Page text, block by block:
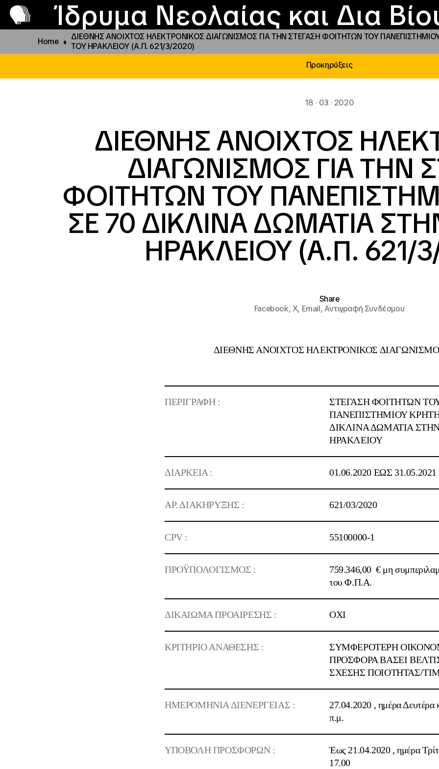
Ίδρυμα Νεολαίας και Δια
Το ΙΝΕΔΙΒΙΜ
Προγράμματα και
Φοιτητικές Εστίες
Παραχώρηση
Νέα
Επικοινωνία
Home
ΔΙΕΘΝΗΣ ΑΝΟΙΧΤΟΣ ΗΛΕΚΤΡΟΝΙΚΟΣ ΔΙΑΓΩΝΙΣΜΟΣ ΓΙΑ ΤΗΝ ΣΤΕΓΑΣΗ ΦΟΙΤΗΤΩΝ ΤΟΥ
ΤΟΥ ΗΡΑΚΛΕΙΟΥ (Α.Π. 621/3/2020)
Προκηρύξεις
18 · 03 · 2020
ΔΙΕΘΝΗΣ ΑΝΟΙΧΤΟΣ
ΔΙΑΓΩΝΙΣΜΟΣ ΓΙΑ ΤΗΝ
ΦΟΙΤΗΤΩΝ ΤΟΥ
ΣΕ 70 ΔΙΚΛΙΝΑ ΔΩΜΑΤΙΑ
ΗΡΑΚΛΕΙΟΥ (Α.Π. 621/
Share
Facebook,X, Email,Αντιγραφή Συνδέσμου
ΔΙΕΘΝΗΣ ΑΝΟΙΧΤΟΣ ΗΛΕΚΤΡΟΝΙΚΟΣ
ΠΕΡΙΓΡΑΦΗ :
ΣΤΕΓΑΣΗ ΦΟΙΤΗΤΩΝ
ΠΑΝΕΠΙΣΤΗΜΙΟΥ
ΔΙΚΛΙΝΑ ΔΩΜΑΤΙΑ
ΗΡΑΚΛΕΙΟΥ
ΔΙΑΡΚΕΙΑ : 01.06.2020 ΕΩΣ 31.05.2021
ΑΡ. ΔΙΑΚΗΡΥΞΗΣ : 621/03/2020
CPV : 55100000-1
ΠΡΟΫΠΟΛΟΓΙΣΜΟΣ : 759.346,00 € μη
του Φ.Π.Α.
ΔΙΚΑΙΩΜΑ ΠΡΟΑΙΡΕΣΗΣ : ΟΧΙ
ΚΡΙΤΗΡΙΟ ΑΝΑΘΕΣΗΣ :
ΣΥΜΦΕΡΟΤΕΡΗ
ΠΡΟΣΦΟΡΑ ΒΑΣΕΙ
ΣΧΕΣΗΣ ΠΟΙΟΤΗΤΑΣ/
ΗΜΕΡΟΜΗΝΙΑ ΔΙΕΝΕΡΓΕΙΑΣ : 27.04.2020 , ημέραΔευτέρα
π.μ.
ΥΠΟΒΟΛΗ ΠΡΟΣΦΟΡΩΝ : Έως 21.04.2020 , ημέρα
17.00